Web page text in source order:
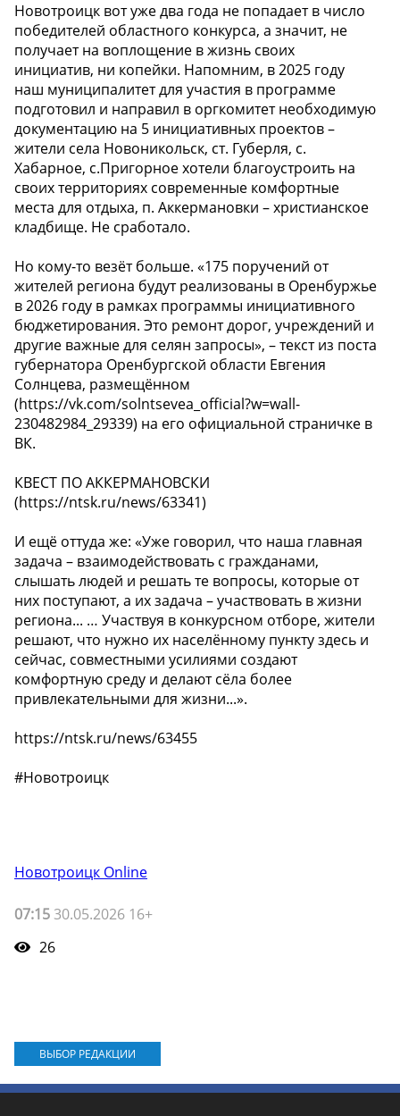
Новотроицк вот уже два года не попадает в число
победителей областного конкурса, а значит, не
получает на воплощение в жизнь своих
инициатив, ни копейки. Напомним, в 2025 году
наш муниципалитет для участия в программе
подготовил и направил в оргкомитет необходимую
документацию на 5 инициативных проектов –
жители села Новоникольск, ст. Губерля, с.
Хабарное, с.Пригорное хотели благоустроить на
своих территориях современные комфортные
места для отдыха, п. Аккермановки – христианское
кладбище. Не сработало.
Но кому-то везёт больше. «175 поручений от
жителей региона будут реализованы в Оренбуржье
в 2026 году в рамках программы инициативного
бюджетирования. Это ремонт дорог, учреждений и
другие важные для селян запросы», – текст из поста
губернатора Оренбургской области Евгения
Солнцева, размещённом
(https://vk.com/solntsevea_official?w=wall-
230482984_29339) на его официальной страничке в
ВК.
КВЕСТ ПО АККЕРМАНОВСКИ
(https://ntsk.ru/news/63341)
И ещё оттуда же: «Уже говорил, что наша главная
задача – взаимодействовать с гражданами,
слышать людей и решать те вопросы, которые от
них поступают, а их задача – участвовать в жизни
региона... … Участвуя в конкурсном отборе, жители
решают, что нужно их населённому пункту здесь и
сейчас, совместными усилиями создают
комфортную среду и делают сёла более
привлекательными для жизни...».
https://ntsk.ru/news/63455
#Новотроицк
Новотроицк Online
07:15 30.05.2026 16+
26
ВЫБОР РЕДАКЦИИ